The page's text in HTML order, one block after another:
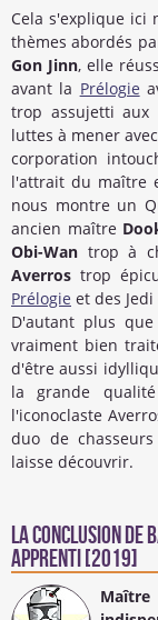
Cela s'explique ici
thèmes abordés
Gon Jinn, elle
avant la Prélogie
trop assujetti aux
luttes à mener
corporation
l'attrait du maître
nous montre un
ancien maître
Obi-Wan trop à
Averros trop
Prélogie et des
D'autant plus
vraiment bien
d'être aussi
la grande qualité
l'iconoclaste
duo de
laisse découvrir.
La conclusion de
Apprenti [2019]